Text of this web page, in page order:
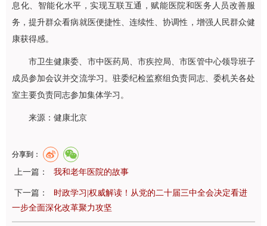
息化、智能化水平，实现互联互通，赋能医院和医务人员改善服
务，提升群众看病就医便捷性、连续性、协调性，增强人民群众健
康获得感。
市卫生健康委、市中医药局、市疾控局、市医管中心领导班子
成员参加会议并交流学习。驻委纪检监察组负责同志、委机关各处
室主要负责同志参加集体学习。
来源：健康北京
分享到：
上一篇： 我和老年医院的故事
下一篇：
时政学习|权威解读！从党的二十届三中全会决定看进
一步全面深化改革聚力攻坚